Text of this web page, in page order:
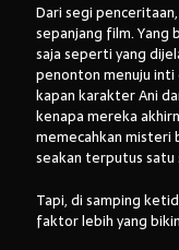
Dari segi
sepanjang film. Yang
saja seperti yang
penonton menuju inti
kapan karakter Ani
kenapa mereka
memecahkan
seakan terputus satu
Tapi, di samping
faktor lebih yang